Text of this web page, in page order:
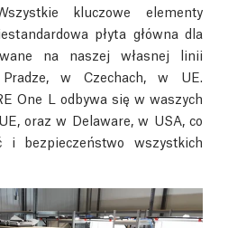
kluczowe elementy
płyta główna dla
na naszej własnej linii
w Czechach, w UE.
One L odbywa się w waszych
oraz w Delaware, w USA, co
i bezpieczeństwo wszystkich